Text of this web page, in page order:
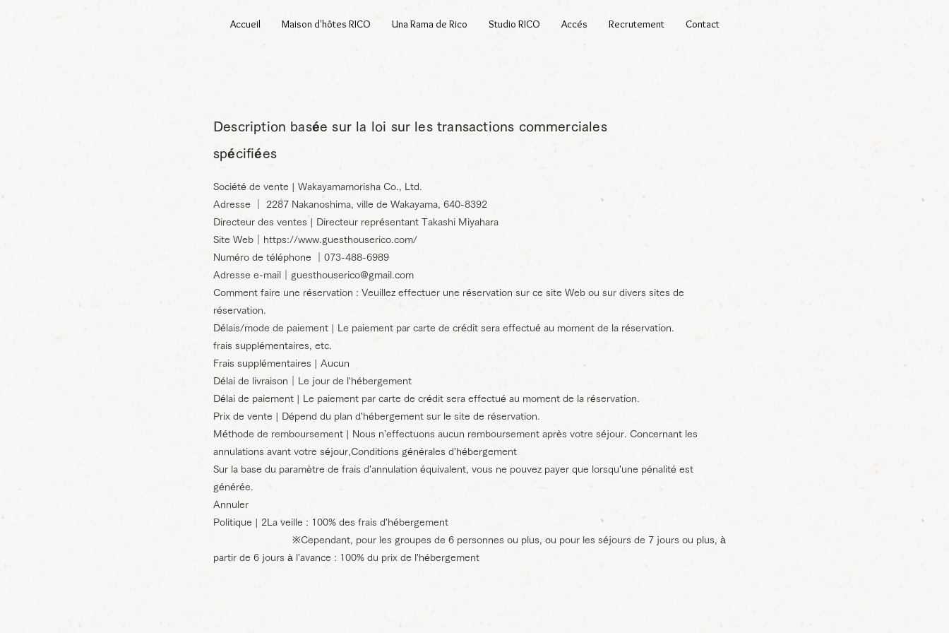
Accueil Maison d'hôtes RICO Una Rama de Rico Studio RICO Accés Recrutement Contact
Description basée sur la loi sur les transactions commerciales
spécifiées
Société de vente | Wakayamamorisha Co., Ltd.
Adresse ｜ 2287 Nakanoshima, ville de Wakayama, 640-8392
Directeur des ventes | Directeur représentant Takashi Miyahara
Site Web｜ https://www.guesthouserico.com/
Numéro de téléphone ｜073-488-6989
Adresse e-mail｜ guesthouserico@gmail.com
Comment faire une réservation : Veuillez effectuer une réservation sur ce site Web ou sur divers sites de
réservation.
Délais/mode de paiement | Le paiement par carte de crédit sera effectué au moment de la réservation.
frais supplémentaires, etc.
Frais supplémentaires | Aucun
Délai de livraison｜Le jour de l'hébergement
Délai de paiement | Le paiement par carte de crédit sera effectué au moment de la réservation.
Prix de vente | Dépend du plan d'hébergement sur le site de réservation.
Méthode de remboursement | Nous n’effectuons aucun remboursement après votre séjour. Concernant les
annulations avant votre séjour,Conditions générales d'hébergement
Sur la base du paramètre de frais d'annulation équivalent, vous ne pouvez payer que lorsqu'une pénalité est
générée.
Annuler
Politique | 2 La veille : 100% des frais d'hébergement
※Cependant, pour les groupes de 6 personnes ou plus, ou pour les séjours de 7 jours ou plus, à
partir de 6 jours à l'avance : 100% du prix de l'hébergement